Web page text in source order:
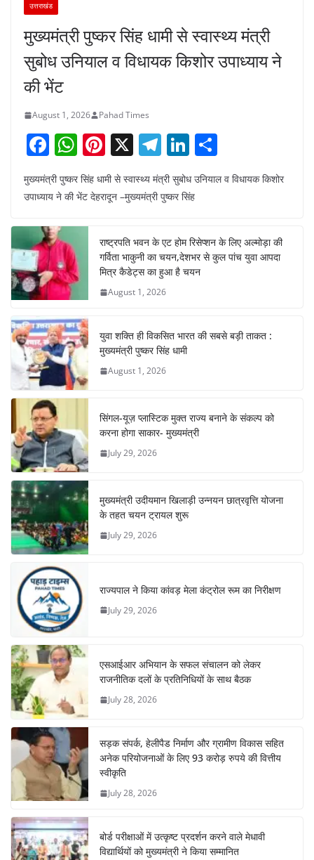
उत्तराखंड
मुख्यमंत्री पुष्कर सिंह धामी से स्वास्थ्य मंत्री
सुबोध उनियाल व विधायक किशोर उपाध्याय ने
की भेंट
August 1, 2026 Pahad Times
F
a
c
b
o
o
k
W
h
at
A
p
p
Pi
nt
er
e
st
X T
el
e
gr
a
m
Li
n
k
dI
n
ar
मुख्यमंत्री पुष्कर सिंह धामी से स्वास्थ्य मंत्री सुबोध उनियाल व विधायक किशोर
उपाध्याय ने की भेंट देहरादून –मुख्यमंत्री पुष्कर सिंह
राष्ट्रपति भवन के एट होम रिसेप्शन के लिए अल्मोड़ा की
गर्विता भाकुनी का चयन,देशभर से कुल पांच युवा आपदा
मित्र कैडेट्स का हुआ है चयन
August 1, 2026
युवा शक्ति ही विकसित भारत की सबसे बड़ी ताकत :
मुख्यमंत्री पुष्कर सिंह धामी
August 1, 2026
सिंगल-यूज़ प्लास्टिक मुक्त राज्य बनाने के संकल्प को
करना होगा साकार- मुख्यमंत्री
July 29, 2026
मुख्यमंत्री उदीयमान खिलाड़ी उन्नयन छात्रवृत्ति योजना
के तहत चयन ट्रायल शुरू
July 29, 2026
राज्यपाल ने किया कांवड़ मेला कंट्रोल रूम का निरीक्षण
July 29, 2026
एसआईआर अभियान के सफल संचालन को लेकर
राजनीतिक दलों के प्रतिनिधियों के साथ बैठक
July 28, 2026
सड़क संपर्क, हेलीपैड निर्माण और ग्रामीण विकास सहित
अनेक परियोजनाओं के लिए 93 करोड़ रुपये की वित्तीय
स्वीकृति
July 28, 2026
बोर्ड परीक्षाओं में उत्कृष्ट प्रदर्शन करने वाले मेधावी
विद्यार्थियों को मुख्यमंत्री ने किया सम्मानित